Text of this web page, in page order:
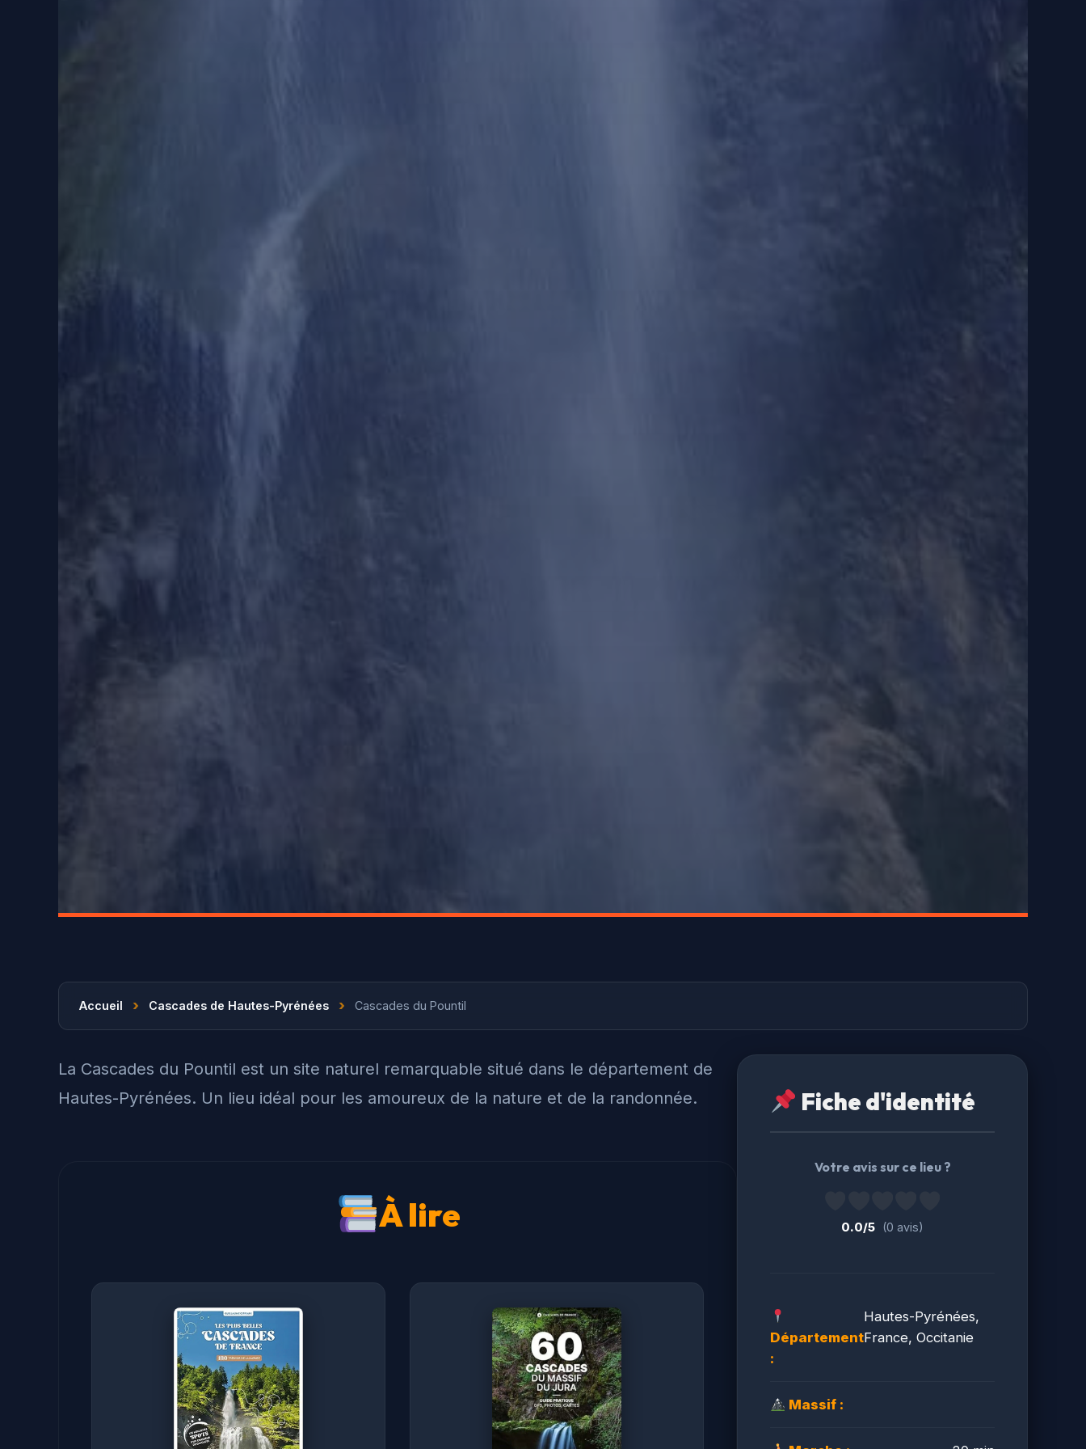
Accueil › Cascades de Hautes-Pyrénées › Cascades du Pountil
La Cascades du Pountil est un site naturel remarquable situé dans le département de
Hautes-Pyrénées. Un lieu idéal pour les amoureux de la nature et de la randonnée.
À lire
Fiche d'identité
Votre avis sur ce lieu ?
0.0/5 (0 avis)
Département
:
Hautes-Pyrénées,
France, Occitanie
Massif :